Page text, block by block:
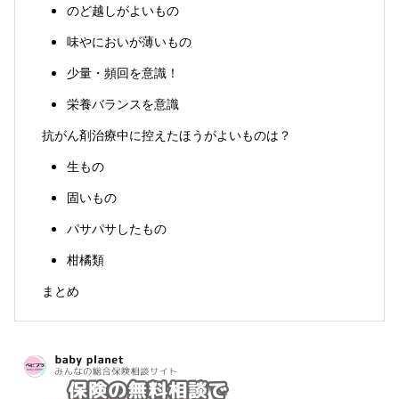
のど越しがよいもの
味やにおいが薄いもの
少量・頻回を意識！
栄養バランスを意識
抗がん剤治療中に控えたほうがよいものは？
生もの
固いもの
パサパサしたもの
柑橘類
まとめ